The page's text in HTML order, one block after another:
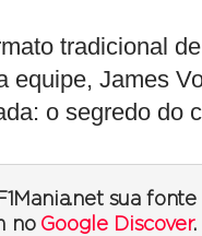
tradicional
equipe, James
o segredo do
sua
no Google Discover.